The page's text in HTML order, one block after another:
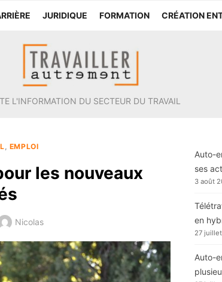
JURIDIQUE FORMATION CRÉATION
L'INFORMATION DU SECTEUR DU TRAVAIL
, EMPLOI
les nouveaux
Author
Nicolas
Auto-
ses
3 août
en
27
Auto-